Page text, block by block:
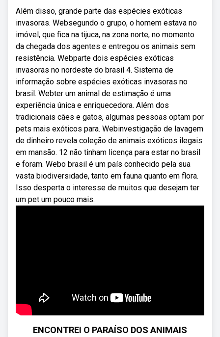
Além disso, grande parte das espécies exóticas
invasoras. Websegundo o grupo, o homem estava no
imóvel, que fica na tijuca, na zona norte, no momento
da chegada dos agentes e entregou os animais sem
resistência. Webparte dois espécies exóticas
invasoras no nordeste do brasil 4. Sistema de
informação sobre espécies exóticas invasoras no
brasil. Webter um animal de estimação é uma
experiência única e enriquecedora. Além dos
tradicionais cães e gatos, algumas pessoas optam por
pets mais exóticos para. Webinvestigação de lavagem
de dinheiro revela coleção de animais exóticos ilegais
em mansão. 12 não tinham licença para estar no brasil
e foram. Webo brasil é um país conhecido pela sua
vasta biodiversidade, tanto em fauna quanto em flora.
Isso desperta o interesse de muitos que desejam ter
um pet um pouco mais.
ENCONTREI O PARAÍSO DOS ANIMAIS